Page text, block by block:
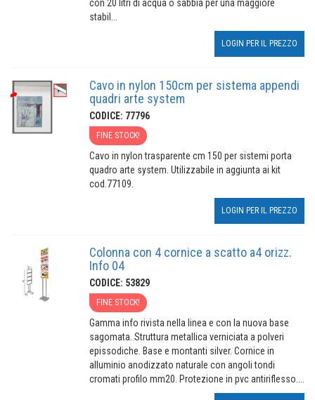
con 20 litri di acqua o sabbia per una maggiore
stabil...
LOGIN PER IL PREZZO
Cavo in nylon 150cm per sistema appendi
quadri arte system
CODICE: 77796
FINE STOCK!
Cavo in nylon trasparente cm 150 per sistemi porta
quadro arte system. Utilizzabile in aggiunta ai kit
cod.77109.
LOGIN PER IL PREZZO
Colonna con 4 cornice a scatto a4 orizz.
Info 04
CODICE: 53829
FINE STOCK!
Gamma info rivista nella linea e con la nuova base
sagomata. Struttura metallica verniciata a polveri
epissodiche. Base e montanti silver. Cornice in
alluminio anodizzato naturale con angoli tondi
cromati profilo mm20. Protezione in pvc antiriflesso....